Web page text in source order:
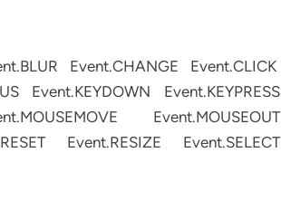
Event.CHANGE Event.CLICK
Event.KEYDOWN Event.KEYPRESS
Event.MOUSEOUT
Event.RESIZE Event.SELECT